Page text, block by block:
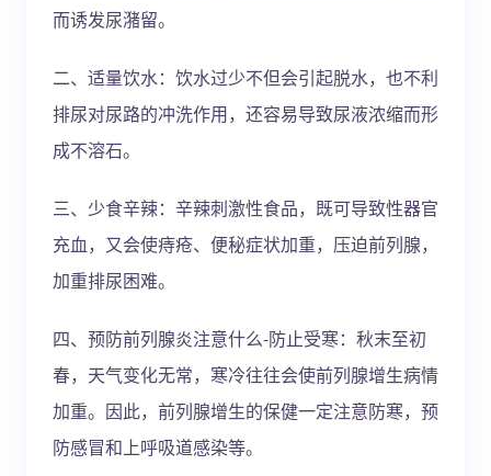
而诱发尿潴留。
二、适量饮水：饮水过少不但会引起脱水，也不利
排尿对尿路的冲洗作用，还容易导致尿液浓缩而形
成不溶石。
三、少食辛辣：辛辣刺激性食品，既可导致性器官
充血，又会使痔疮、便秘症状加重，压迫前列腺，
加重排尿困难。
四、预防前列腺炎注意什么-防止受寒：秋末至初
春，天气变化无常，寒冷往往会使前列腺增生病情
加重。因此，前列腺增生的保健一定注意防寒，预
防感冒和上呼吸道感染等。